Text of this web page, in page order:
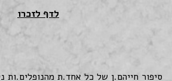
לדף לזכרו
סיפור חייהם.ן של כל אחד.ת מהנופלים.ות